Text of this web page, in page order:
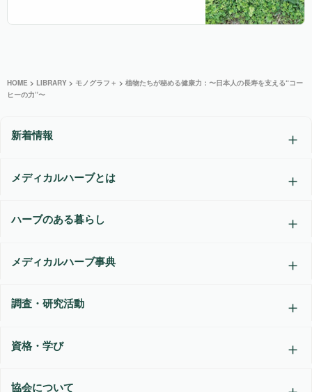
HOME > LIBRARY > モノグラフ＋ > 植物たちが秘める健康力：〜日本人の長寿を支える“コー
ヒーの力”〜
新着情報
メディカルハーブとは
ハーブのある暮らし
メディカルハーブ事典
調査・研究活動
資格・学び
協会について